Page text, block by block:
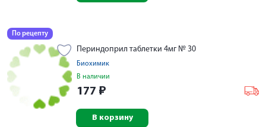
По рецепту
Периндоприл таблетки 4мг № 30
Биохимик
В наличии
177 ₽
В корзину